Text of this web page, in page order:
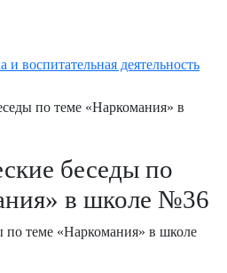
воспитательная деятельность
по теме «Наркомания» в
беседы по
в школе №36
по теме «Наркомания» в школе